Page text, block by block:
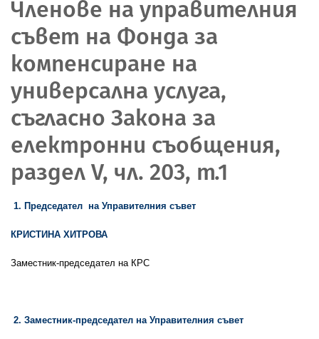
Членове на управителния
съвет на Фонда за
компенсиране на
универсална услуга,
съгласно Закона за
електронни съобщения,
раздел V, чл. 203, т.1
1. Председател на Управителния съвет
КРИСТИНА ХИТРОВА
Заместник-председател на КРС
2. Заместник-председател на Управителния съвет